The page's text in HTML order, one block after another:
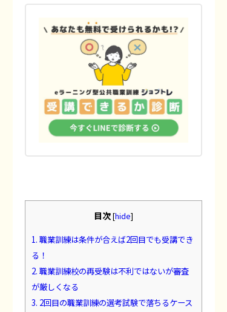
目次[hide]
1. 職業訓練は条件が合えば2回目でも受講でき
る！
2. 職業訓練校の再受験は不利ではないが審査
が厳しくなる
3. 2回目の職業訓練の選考試験で落ちるケース